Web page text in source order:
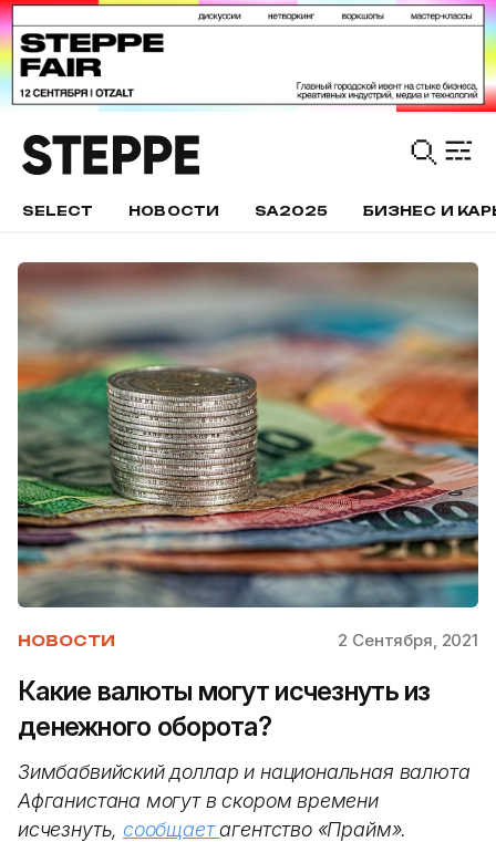
SELECT НОВОСТИ SA2025 БИЗНЕС И
НОВОСТИ 2 Сентября, 2021
Какие валюты могут исчезнуть из
денежного оборота?
Зимбабвийский доллар и национальная валюта
Афганистана могут в скором времени
исчезнуть,сообщаетагентство «Прайм».